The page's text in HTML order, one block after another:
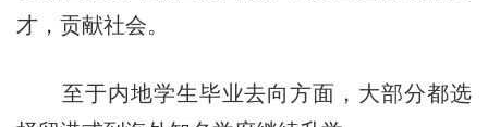
才，贡献社会。
至于内地学生毕业去向方面，大部分都选